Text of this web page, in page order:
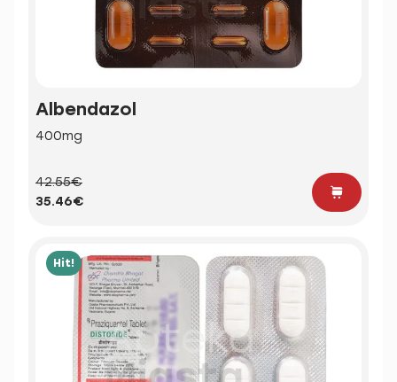
Albendazol
400mg
42.55€
35.46€
Hit!